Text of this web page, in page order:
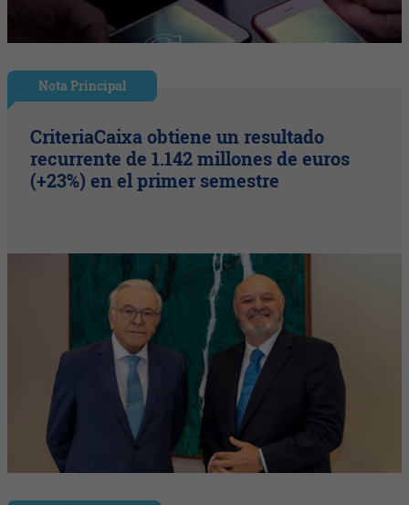
Nota Principal
CriteriaCaixa obtiene un resultado
recurrente de 1.142 millones de euros
(+23%) en el primer semestre